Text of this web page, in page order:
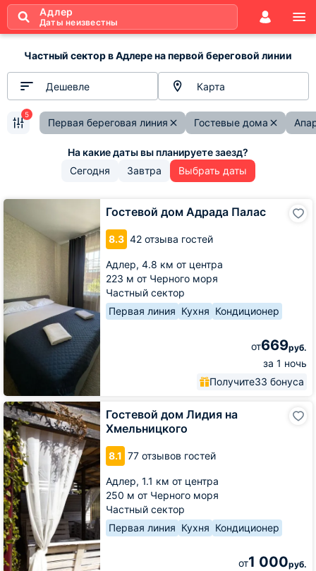
Адлер
Даты неизвестны
Частный сектор в Адлере на первой береговой линии
Дешевле Карта
Первая береговая линия Гостевые дома
5
Сегодня Завтра Выбрать даты
Гостевой дом Адрада Палас
8.3 42 отзыва гостей
Адлер, 4.8 км от центра
223 м от Черного моря
Частный сектор
Первая линия Кухня Кондиционер
от669руб.
за 1 ночь
Получите33 бонуса
Гостевой
дом
Адрада
Гостевой дом Лидия на
Хмельницкого
8.1 77 отзывов гостей
Адлер, 1.1 км от центра
250 м от Черного моря
Частный сектор
Первая линия Кухня Кондиционер
от1 000руб.
Гостевой
дом
Лидия
на
Хмельницкого